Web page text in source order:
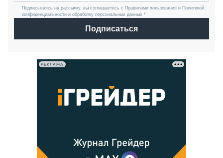
Подписываясь на рассылку, вы соглашаетесь с Правилами пользования и Политикой
конфиденциальности и обработку персональных данных *
Подписаться
РЕКЛАМА